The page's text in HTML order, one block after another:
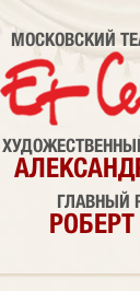
МОСКОВСКИЙ
ГЛАВНЫЙ